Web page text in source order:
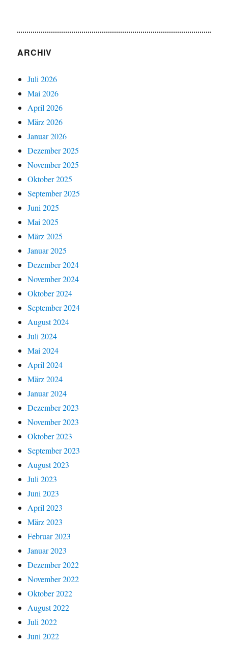
ARCHIV
Juli 2026
Mai 2026
April 2026
März 2026
Januar 2026
Dezember 2025
November 2025
Oktober 2025
September 2025
Juni 2025
Mai 2025
März 2025
Januar 2025
Dezember 2024
November 2024
Oktober 2024
September 2024
August 2024
Juli 2024
Mai 2024
April 2024
März 2024
Januar 2024
Dezember 2023
November 2023
Oktober 2023
September 2023
August 2023
Juli 2023
Juni 2023
April 2023
März 2023
Februar 2023
Januar 2023
Dezember 2022
November 2022
Oktober 2022
August 2022
Juli 2022
Juni 2022